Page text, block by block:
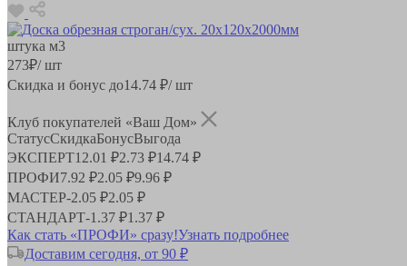
штука м3
273₽/ шт
Скидка и бонус до14.74 ₽/ шт
Клуб покупателей «Ваш Дом»
СтатусСкидкаБонусВыгода
ЭКСПЕРТ12.01 ₽2.73 ₽14.74 ₽
ПРОФИ7.92 ₽2.05 ₽9.96 ₽
МАСТЕР-2.05 ₽2.05 ₽
СТАНДАРТ-1.37 ₽1.37 ₽
Как стать «ПРОФИ» сразу!Узнать подробнее
Доставим сегодня, от 90 ₽